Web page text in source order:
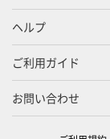
ヘルプ
ご利用ガイド
お問い合わせ